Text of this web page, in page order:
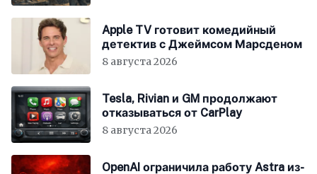
Apple TV готовит комедийный
детектив с Джеймсом Марсденом
8 августа 2026
Tesla, Rivian и GM продолжают
отказываться от CarPlay
8 августа 2026
OpenAI ограничила работу Astra из-